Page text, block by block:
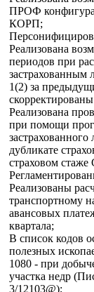
ПРОФ
КОРП;
Реализована
периодов при
застрахованным
1(2) за
Реализована
при помощи
дубликате
страховом
Реализованы
транспортному
авансовых
квартала;
В список кодов
полезных
1080 - при
участка недр
3/12103@);